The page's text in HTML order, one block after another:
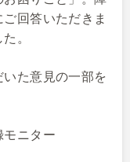
回答いただきま
。
た意見の一部を
モニター